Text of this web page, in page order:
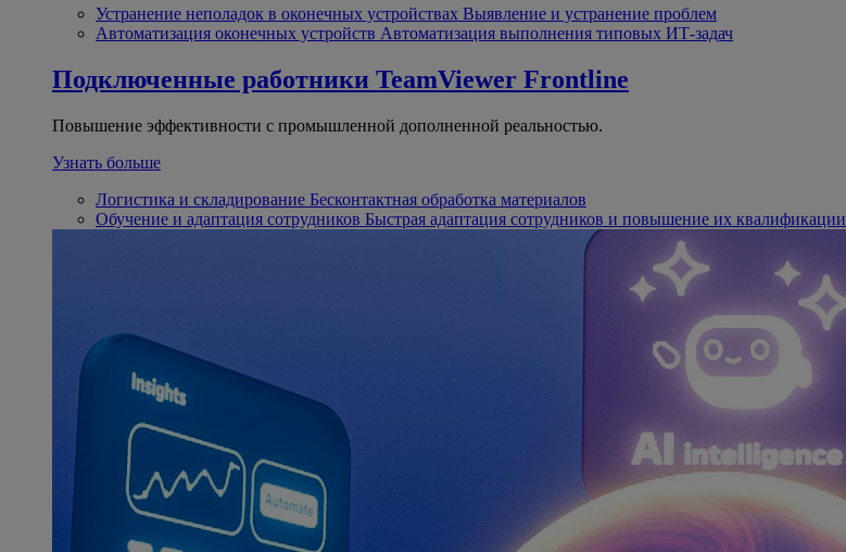
Устранение неполадок в оконечных устройствах Выявление и устранение проблем
Автоматизация оконечных устройств Автоматизация выполнения типовых ИТ-задач
Подключенные работники TeamViewer Frontline
Повышение эффективности с промышленной дополненной реальностью.
Узнать больше
Логистика и складирование Бесконтактная обработка материалов
Обучение и адаптация сотрудников Быстрая адаптация сотрудников и повышение их квалификации